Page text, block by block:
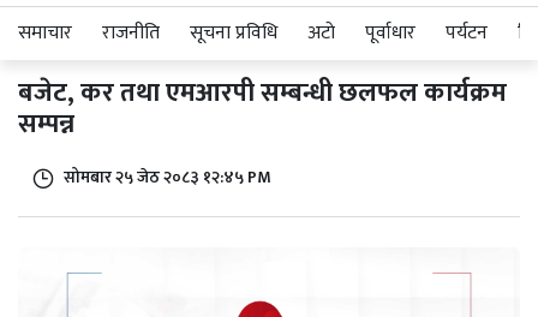
समाचार राजनीति सूचना प्रविधि अटाे पूर्वाधार पर्यटन
बजेट, कर तथा एमआरपी सम्बन्धी छलफल कार्यक्रम
सम्पन्न
सोमबार २५ जेठ २०८३ १२:४५ PM